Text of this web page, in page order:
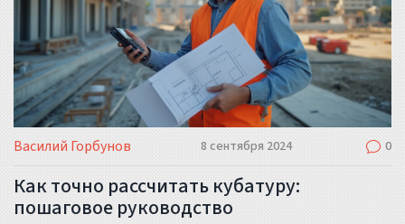
Василий Горбунов 8 сентября 2024 0
Как точно рассчитать кубатуру:
пошаговое руководство